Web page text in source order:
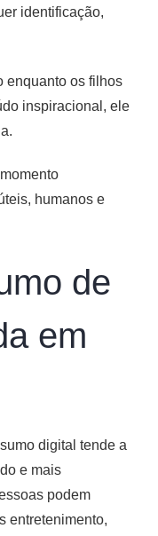
identificação,
enquanto os filhos
inspiracional, ele
humanos e
de
em
digital tende a
e mais
podem
entretenimento,